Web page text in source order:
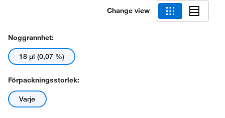
Change view
Noggrannhet:
18 μl (0,07 %)
Förpackningsstorlek:
Varje